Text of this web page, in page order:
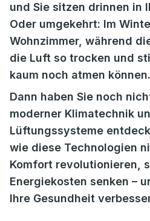
und Sie sitzen drinnen in
Oder umgekehrt: Im
Wohnzimmer, während
die Luft so trocken und
kaum noch atmen
Dann haben Sie noch
moderner Klimatechnik
Lüftungssysteme
wie diese Technologien
Komfort revolutionieren,
Energiekosten senken –
Ihre Gesundheit